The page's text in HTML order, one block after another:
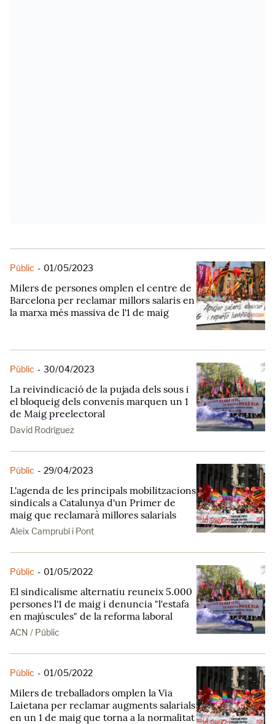
Públic - 01/05/2023
Milers de persones omplen el centre de
Barcelona per reclamar millors salaris en
la marxa més massiva de l'1 de maig
Públic - 30/04/2023
La reivindicació de la pujada dels sous i
el bloqueig dels convenis marquen un 1
de Maig preelectoral
David Rodríguez
Públic - 29/04/2023
L'agenda de les principals mobilitzacions
sindicals a Catalunya d'un Primer de
maig que reclamarà millores salarials
Aleix Camprubí i Pont
Públic - 01/05/2022
El sindicalisme alternatiu reuneix 5.000
persones l'1 de maig i denuncia "l'estafa
en majúscules" de la reforma laboral
ACN / Públic
Públic - 01/05/2022
Milers de treballadors omplen la Via
Laietana per reclamar augments salarials
en un 1 de maig que torna a la normalitat